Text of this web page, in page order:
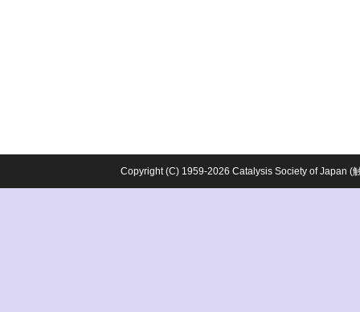
Copyright (C) 1959-2026 Catalysis Society of Japan (